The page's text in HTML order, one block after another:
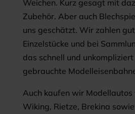
Weichen. Kurz gesagt mit
Zubehör. Aber auch
uns geschätzt. Wir zahlen
Einzelstücke und bei
das schnell und
gebrauchte
Auch kaufen wir Modellautos
Wiking, Rietze, Brekina